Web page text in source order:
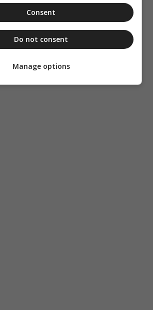
Consent
Do not consent
Manage options